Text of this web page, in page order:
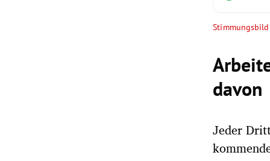
Stimmungsbild
davon
Jeder